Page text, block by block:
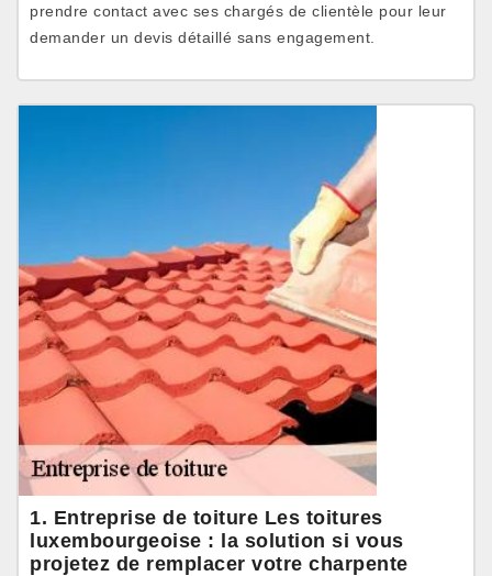
prendre contact avec ses chargés de clientèle pour leur
demander un devis détaillé sans engagement.
1. Entreprise de toiture Les toitures
luxembourgeoise : la solution si vous
projetez de remplacer votre charpente